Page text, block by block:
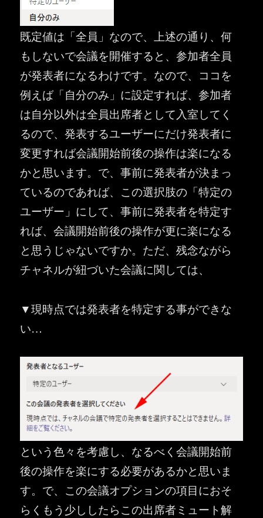
既定値は「全員」なので、上述の通り、何
もしないで会議を開催すると、参加者全員
が発表者になるわけです。なので、ココを
例えば「自分のみ」に設定すれば、参加者
は自分以外は全員出席者として入室してく
るので、発表するユーザーにだけ発表者に
変更すれば会議開始前後の操作は楽になる
かと思います。で、事前に発表者が決まっ
ているのであれば、この選択肢の「特定の
ユーザー」にして、事前に発表者を特定す
れば、会議開始前後の操作が更に楽になる
と思うじゃないですか。ただ、残念ながら
チャネルが紐づいた会議に関しては、
▼現時点では発表者を特定する事ができな
い…
という色々を考慮し、なるべく会議開始前
後の操作を楽にする必要があるかと思いま
す。で、この会議オプションの項目におそ
らくもう少ししたらこの出席者ミュート解